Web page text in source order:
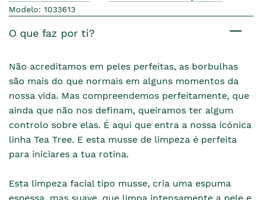
Modelo: 1033613
O que faz por ti?
Não acreditamos em peles perfeitas, as borbulhas
são mais do que normais em alguns momentos da
nossa vida. Mas compreendemos perfeitamente, que
ainda que não nos definam, queiramos ter algum
controlo sobre elas. É aqui que entra a nossa icónica
linha Tea Tree. E esta musse de limpeza é perfeita
para iniciares a tua rotina.
Esta limpeza facial tipo musse, cria uma espuma